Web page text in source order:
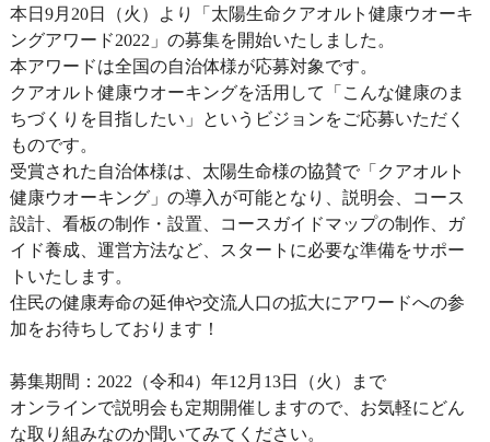
本日9月20日（火）より「太陽生命クアオルト健康ウオーキ
ングアワード2022」の募集を開始いたしました。
本アワードは全国の自治体様が応募対象です。
クアオルト健康ウオーキングを活用して「こんな健康のま
ちづくりを目指したい」というビジョンをご応募いただく
ものです。
受賞された自治体様は、太陽生命様の協賛で「クアオルト
健康ウオーキング」の導入が可能となり、説明会、コース
設計、看板の制作・設置、コースガイドマップの制作、ガ
イド養成、運営方法など、スタートに必要な準備をサポー
トいたします。
住民の健康寿命の延伸や交流人口の拡大にアワードへの参
加をお待ちしております！
募集期間：2022（令和4）年12月13日（火）まで
オンラインで説明会も定期開催しますので、お気軽にどん
な取り組みなのか聞いてみてください。